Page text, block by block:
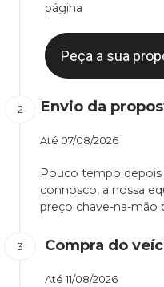
página
Peça a sua
Envio da
Até 07/08/2026
Pouco tempo
connosco, a nossa
preço chave-na-mão
Compra do
Até 11/08/2026